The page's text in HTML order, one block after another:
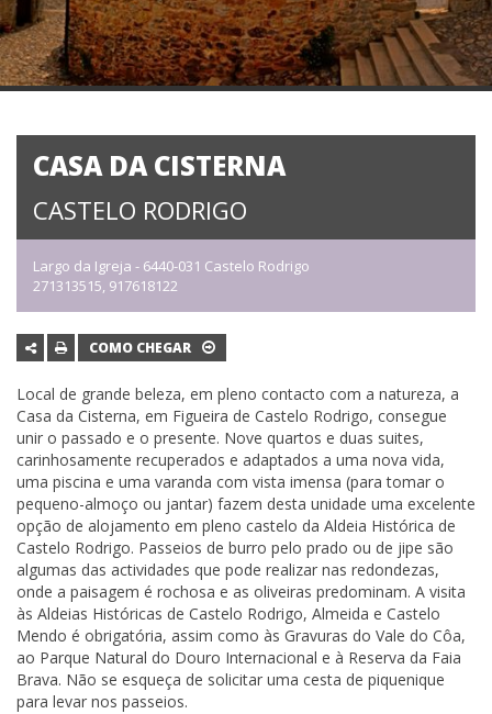
CASA DA CISTERNA
CASTELO RODRIGO
Largo da Igreja - 6440-031 Castelo Rodrigo
271313515, 917618122
COMO CHEGAR
Local de grande beleza, em pleno contacto com a natureza, a
Casa da Cisterna, em Figueira de Castelo Rodrigo, consegue
unir o passado e o presente. Nove quartos e duas suites,
carinhosamente recuperados e adaptados a uma nova vida,
uma piscina e uma varanda com vista imensa (para tomar o
pequeno-almoço ou jantar) fazem desta unidade uma excelente
opção de alojamento em pleno castelo da Aldeia Histórica de
Castelo Rodrigo. Passeios de burro pelo prado ou de jipe são
algumas das actividades que pode realizar nas redondezas,
onde a paisagem é rochosa e as oliveiras predominam. A visita
às Aldeias Históricas de Castelo Rodrigo, Almeida e Castelo
Mendo é obrigatória, assim como às Gravuras do Vale do Côa,
ao Parque Natural do Douro Internacional e à Reserva da Faia
Brava. Não se esqueça de solicitar uma cesta de piquenique
para levar nos passeios.